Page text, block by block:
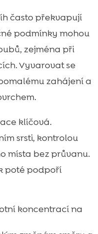
často překvapují
podmínky mohou
zejména při
Vyvarovat se
zahájení a
klíčová.
srsti, kontrolou
místa bez průvanu.
poté podpoří
koncentrací na